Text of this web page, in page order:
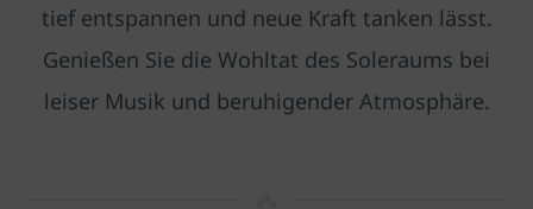
tief entspannen und neue Kraft tanken lässt.
Genießen Sie die Wohltat des Soleraums bei
leiser Musik und beruhigender Atmosphäre.